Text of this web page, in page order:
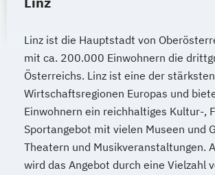
Hotelmanagement (DE/EN)
IT-Betriebswirt/in
IT-
Immobilienmanagement
Immobilienmanagement für
Immobilienkaufleute
Immobilienwirtschaft Informatik
Information Technology
Linz ist die Hauptstadt von
mit ca. 200.000 Einwohnern die
Österreichs. Linz ist eine der stärksten
Wirtschaftsregionen Europas und
Einwohnern ein reichhaltiges Kultur-,
Sportangebot mit vielen Museen und
Theatern und Musikveranstaltungen.
wird das Angebot durch eine Vielzahl